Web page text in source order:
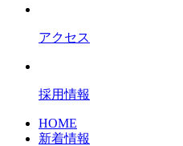
アクセス
採用情報
HOME
新着情報